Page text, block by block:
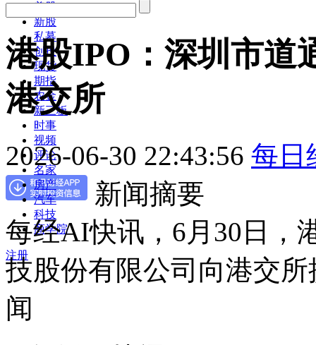
美股
新股
私募
创投
现货
期指
农金
新三板
时事
视频
评论
名家
房产
汽车
科技
商学院
注册
港股IPO：深圳市道
港交所
2026-06-30 22:43:56 每日
新闻摘要
每经AI快讯，6月30日，
技股份有限公司向港交
闻